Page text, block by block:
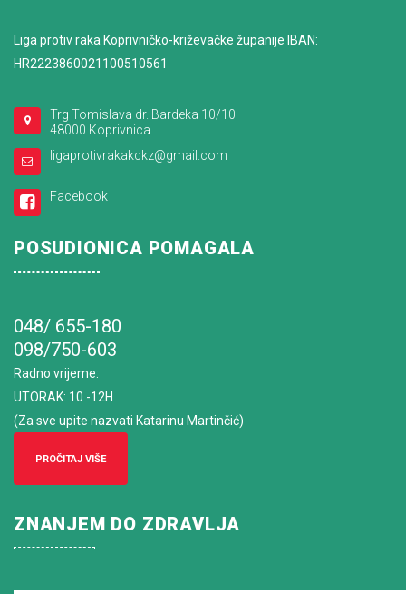
Liga protiv raka Koprivničko-križevačke županije IBAN:
HR2223860021100510561
Trg Tomislava dr. Bardeka 10/10
48000 Koprivnica
ligaprotivrakakckz@gmail.com
Facebook
POSUDIONICA POMAGALA
048/ 655-180
098/750-603
Radno vrijeme:
UTORAK: 10 -12H
(Za sve upite nazvati Katarinu Martinčić)
PROČITAJ VIŠE
ZNANJEM DO ZDRAVLJA